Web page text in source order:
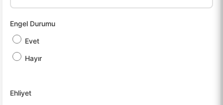
Engel Durumu
Evet
Hayır
Ehliyet